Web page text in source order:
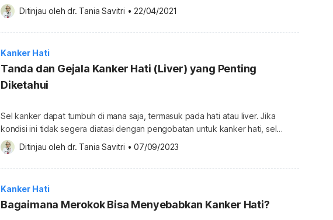
kanker hati tak dapat dihindari. Ada beberapa hal yang bisa dilakukan sebagai
upaya pencegahan terhadap kanker hati. Yuk, simak penjelasan lengkapnya
pada artikel berikut ini. Berbagai cara mencegah terjadinya kanker hati Anda
Ditinjau oleh dr. Tania Savitri • 22/04/2021
Kanker Hati
Tanda dan Gejala Kanker Hati (Liver) yang Penting
Diketahui
Sel kanker dapat tumbuh di mana saja, termasuk pada hati atau liver. Jika
kondisi ini tidak segera diatasi dengan pengobatan untuk kanker hati, sel
kanker bisa terus merusak jaringan di sekitarnya. Sayangnya, banyak orang
yang tidak sadar memiliki penyakit ini. Sampai saat ini, belum ada tes
kesehatan yang tersedia khusus untuk mendeteksi kanker hati. Anda […]
Ditinjau oleh dr. Tania Savitri • 07/09/2023
Kanker Hati
Bagaimana Merokok Bisa Menyebabkan Kanker Hati?